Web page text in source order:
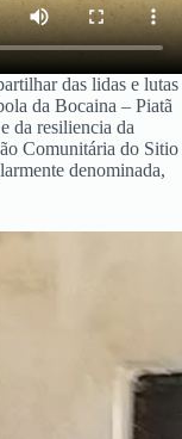
das lidas e lutas
da Bocaina – Piatã
da resiliencia da
Comunitária do Sitio
denominada,